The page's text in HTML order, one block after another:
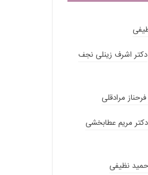
دکتر اشرف زینلی نجف
مرادقلی
دکتر مریم عطابخشی
نظیفی